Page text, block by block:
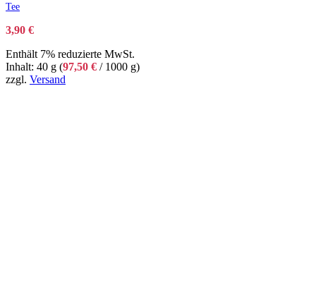
Tee
3,90 €
Enthält 7% reduzierte MwSt.
Inhalt: 40 g (97,50 € / 1000 g)
zzgl. Versand